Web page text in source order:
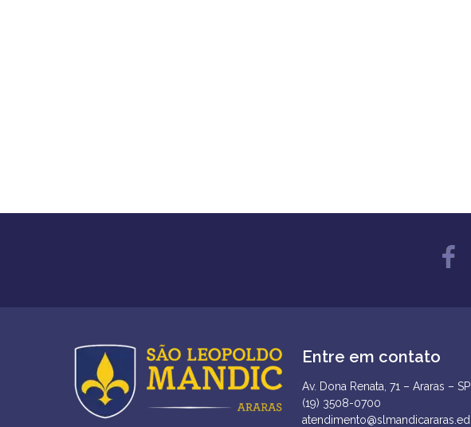
Entre em contato
Av. Dona Renata, 71 – Araras – SP
(19) 3508-0700